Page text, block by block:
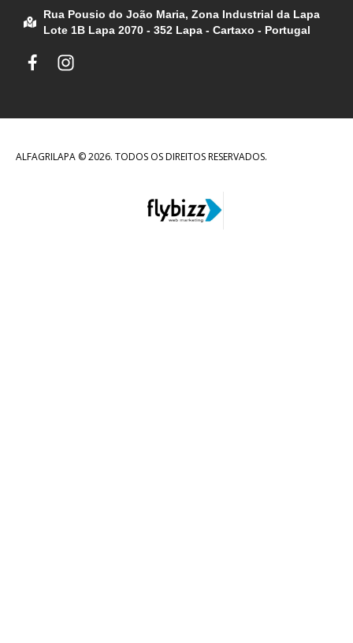
Rua Pousio do João Maria, Zona Industrial da Lapa
Lote 1B Lapa 2070 - 352 Lapa - Cartaxo - Portugal
ALFAGRILAPA © 2026. TODOS OS DIREITOS RESERVADOS.